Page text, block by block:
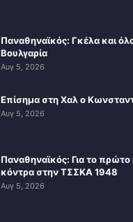
Παναθηναϊκός: Γκέλα και
Βουλγαρία
Αυγ 5, 2026
Επίσημα στη Χαλ ο
Αυγ 5, 2026
Παναθηναϊκός: Για το
κόντρα στην ΤΣΣΚΑ 1948
Αυγ 5, 2026